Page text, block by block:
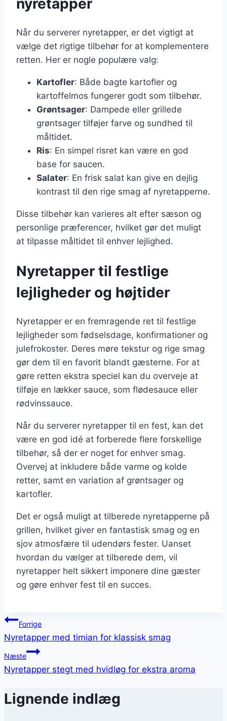
nyretapper
Når du serverer nyretapper, er det vigtigt at
vælge det rigtige tilbehør for at komplementere
retten. Her er nogle populære valg:
Kartofler: Både bagte kartofler og
kartoffelmos fungerer godt som tilbehør.
Grøntsager: Dampede eller grillede
grøntsager tilføjer farve og sundhed til
måltidet.
Ris: En simpel risret kan være en god
base for saucen.
Salater: En frisk salat kan give en dejlig
kontrast til den rige smag af nyretapperne.
Disse tilbehør kan varieres alt efter sæson og
personlige præferencer, hvilket gør det muligt
at tilpasse måltidet til enhver lejlighed.
Nyretapper til festlige
lejligheder og højtider
Nyretapper er en fremragende ret til festlige
lejligheder som fødselsdage, konfirmationer og
julefrokoster. Deres møre tekstur og rige smag
gør dem til en favorit blandt gæsterne. For at
gøre retten ekstra speciel kan du overveje at
tilføje en lækker sauce, som flødesauce eller
rødvinssauce.
Når du serverer nyretapper til en fest, kan det
være en god idé at forberede flere forskellige
tilbehør, så der er noget for enhver smag.
Overvej at inkludere både varme og kolde
retter, samt en variation af grøntsager og
kartofler.
Det er også muligt at tilberede nyretapperne på
grillen, hvilket giver en fantastisk smag og en
sjov atmosfære til udendørs fester. Uanset
hvordan du vælger at tilberede dem, vil
nyretapper helt sikkert imponere dine gæster
og gøre enhver fest til en succes.
Indlægsnavigation
Forrige
Nyretapper med timian for klassisk smag
Næste
Nyretapper stegt med hvidløg for ekstra aroma
Lignende indlæg